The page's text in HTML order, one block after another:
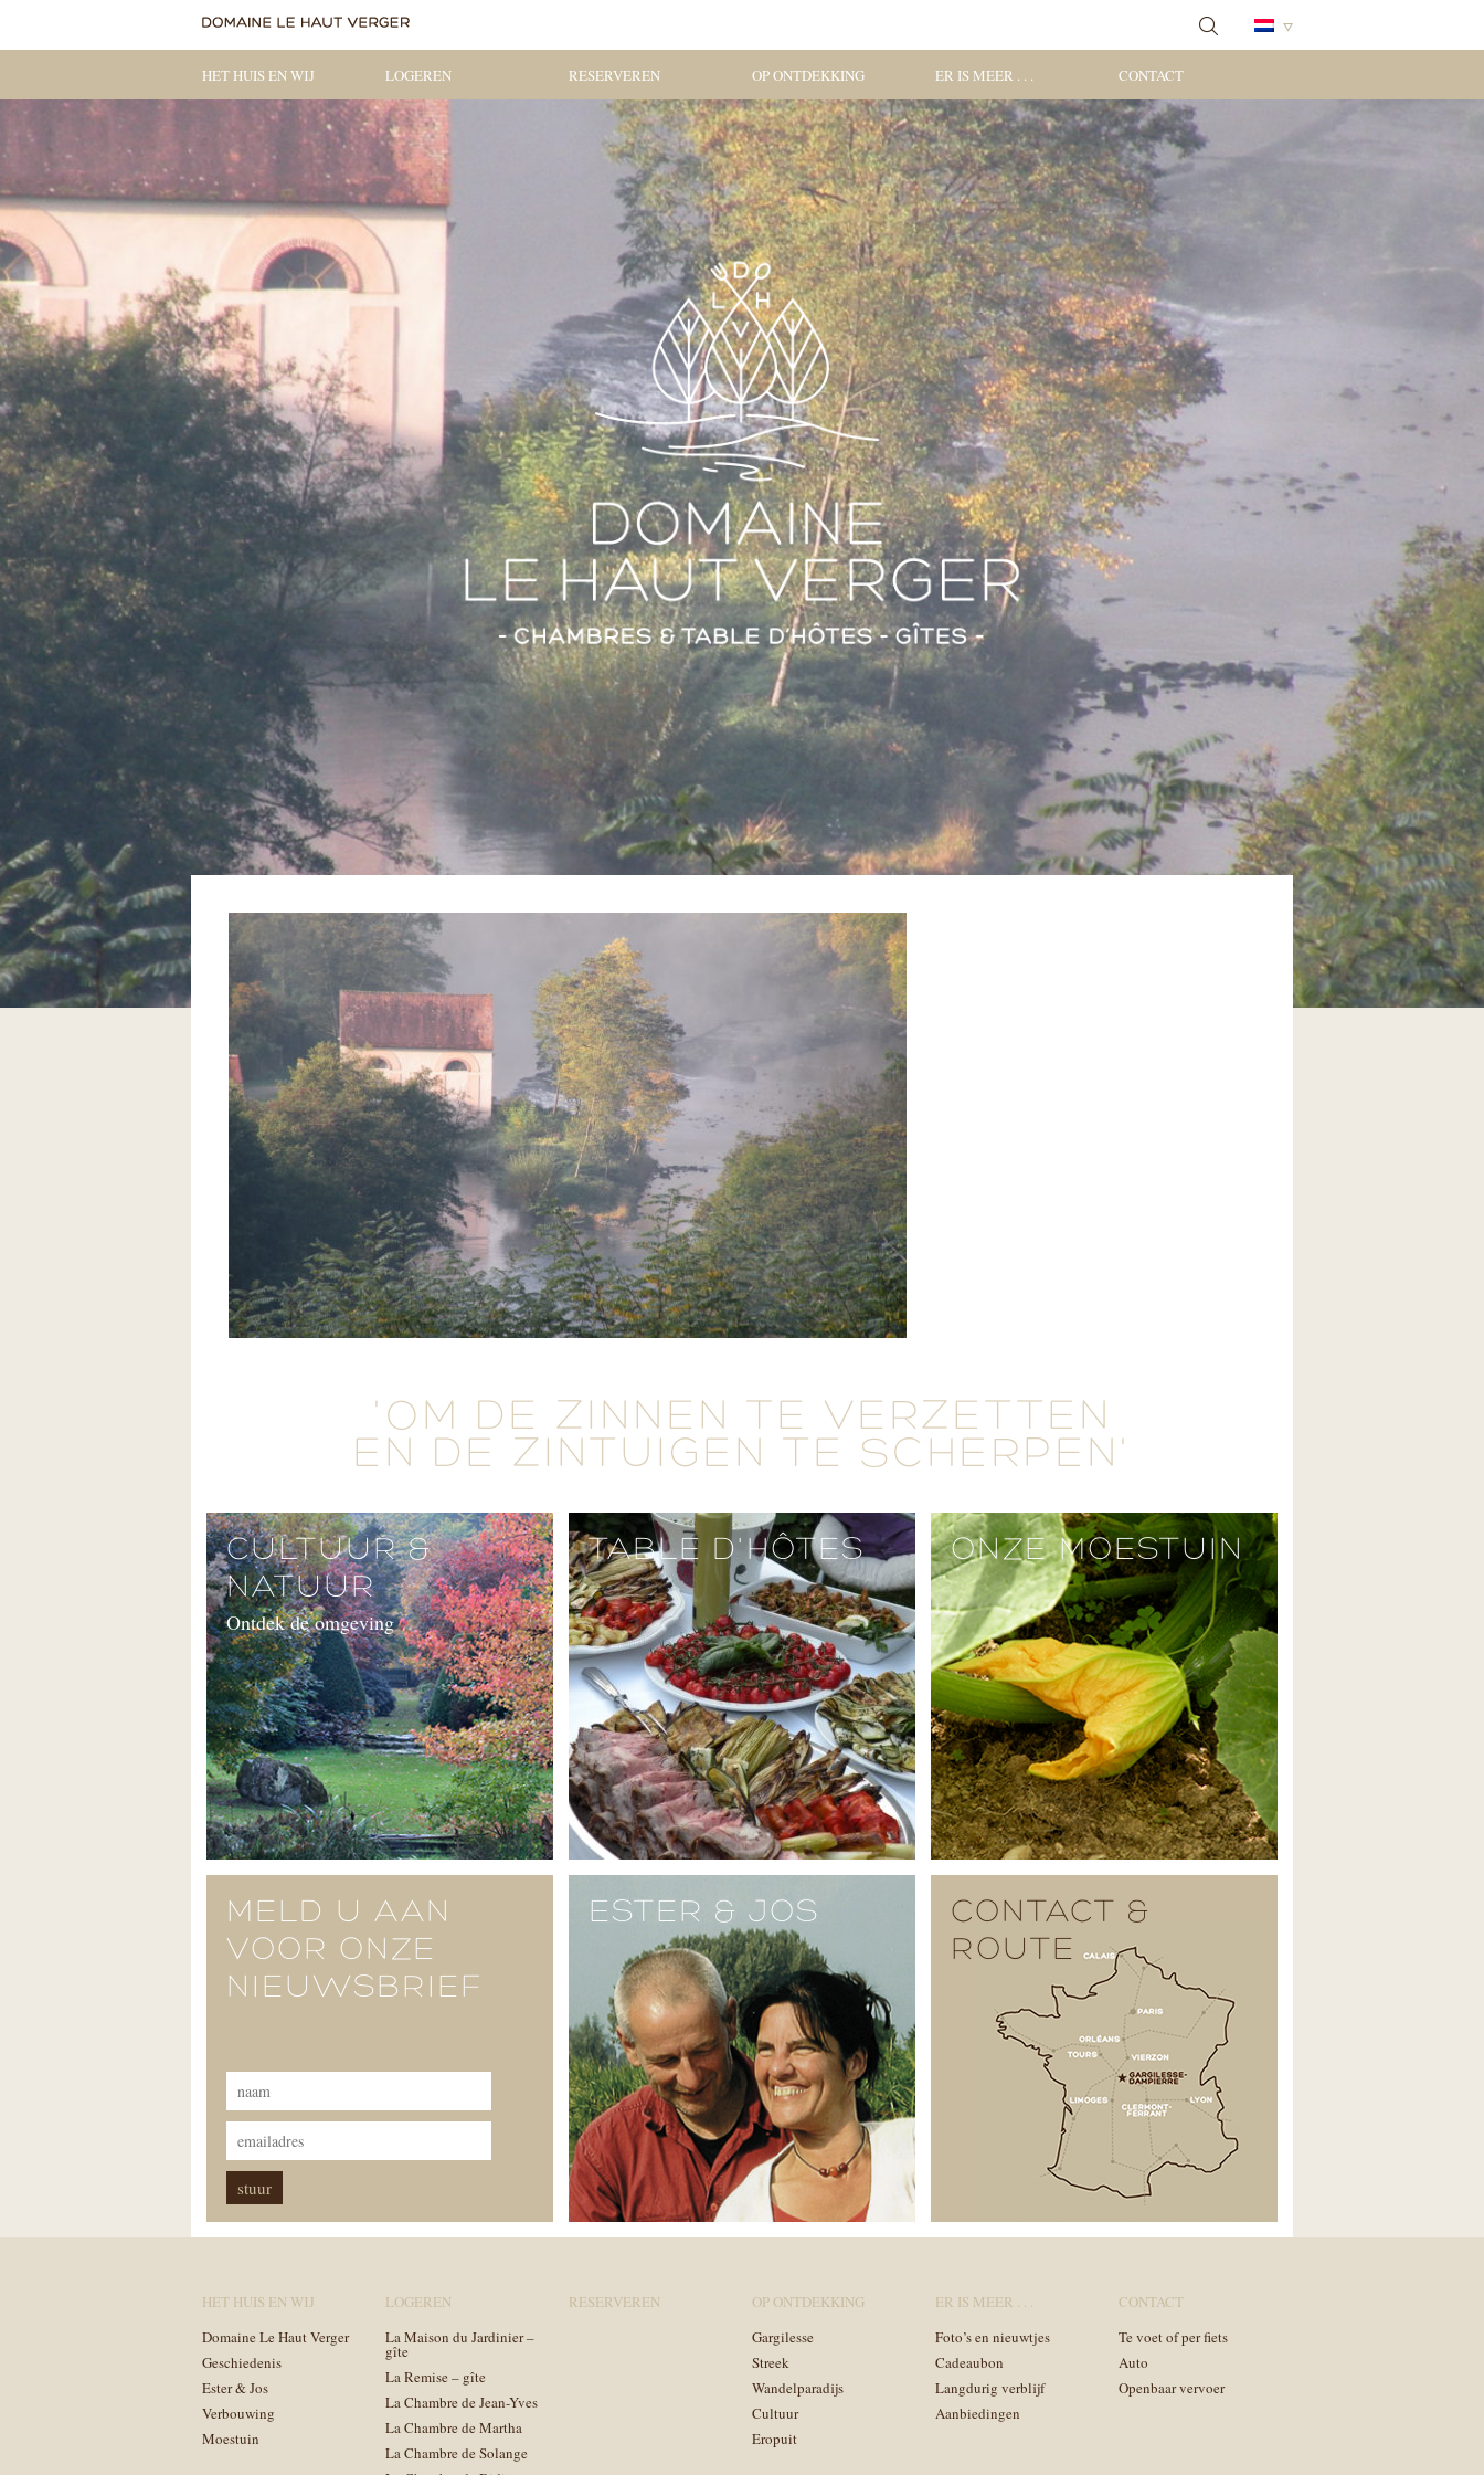
HET HUIS EN WIJ LOGEREN RESERVEREN OP ONTDEKKING ER IS MEER . . . CONTACT
'OM DE ZINNEN TE VERZETTEN
EN DE ZINTUIGEN TE SCHERPEN'
CULTUUR &
NATUUR
Ontdek de omgeving
TABLE D'HÔTES ONZE MOESTUIN
MELD U AAN
VOOR ONZE
NIEUWSBRIEF
ESTER & JOS
CONTACT &
ROUTE
HET HUIS EN WIJ
Domaine Le Haut Verger
Geschiedenis
Ester & Jos
Verbouwing
Moestuin
LOGEREN
La Maison du Jardinier –
gîte
La Remise – gîte
La Chambre de Jean-Yves
La Chambre de Martha
La Chambre de Solange
RESERVEREN
OP ONTDEKKING
Gargilesse
Streek
Wandelparadijs
Cultuur
Eropuit
ER IS MEER . . .
Foto’s en nieuwtjes
Cadeaubon
Langdurig verblijf
Aanbiedingen
CONTACT
Te voet of per fiets
Auto
Openbaar vervoer